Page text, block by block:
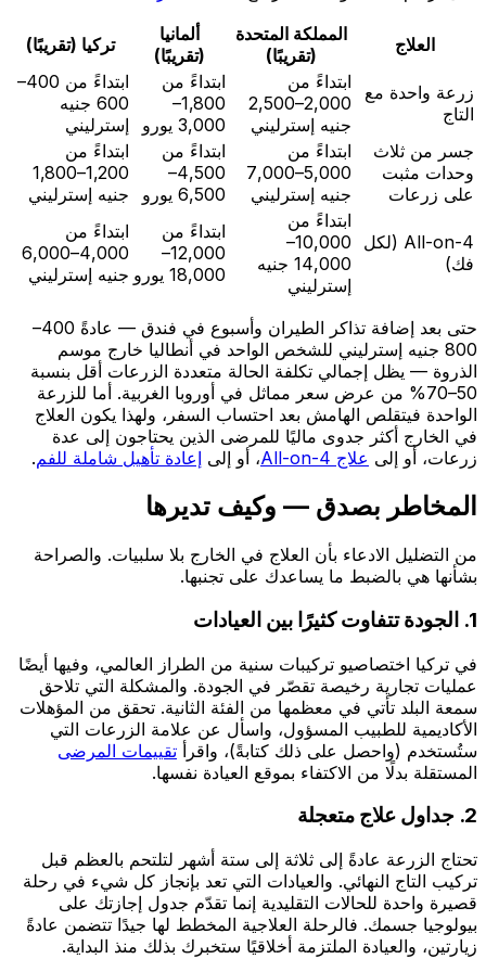
العلاج
المملكة المتحدة
(تقريبًا)
ألمانيا
(تقريبًا)
تركيا (تقريبًا)
زرعة واحدة مع
التاج
ابتداءً من
2,000–2,500
جنيه إسترليني
ابتداءً من
1,800–
3,000 يورو
ابتداءً من 400–
600 جنيه
إسترليني
جسر من ثلاث
وحدات مثبت
على زرعات
ابتداءً من
5,000–7,000
جنيه إسترليني
ابتداءً من
4,500–
6,500 يورو
ابتداءً من
1,200–1,800
جنيه إسترليني
All-on-4 (لكل
فك)
ابتداءً من
10,000–
14,000 جنيه
إسترليني
ابتداءً من
12,000–
18,000 يورو
ابتداءً من
4,000–6,000
جنيه إسترليني
حتى بعد إضافة تذاكر الطيران وأسبوع في فندق — عادةً 400–
800 جنيه إسترليني للشخص الواحد في أنطاليا خارج موسم
الذروة — يظل إجمالي تكلفة الحالة متعددة الزرعات أقل بنسبة
50–70% من عرض سعر مماثل في أوروبا الغربية. أما للزرعة
الواحدة فيتقلص الهامش بعد احتساب السفر، ولهذا يكون العلاج
في الخارج أكثر جدوى ماليًا للمرضى الذين يحتاجون إلى عدة
زرعات، أو إلى علاج All-on-4 ، أو إلى إعادة تأهيل شاملة للفم.
المخاطر بصدق — وكيف تديرها
من التضليل الادعاء بأن العلاج في الخارج بلا سلبيات. والصراحة
بشأنها هي بالضبط ما يساعدك على تجنبها.
1. الجودة تتفاوت كثيرًا بين العيادات
في تركيا اختصاصيو تركيبات سنية من الطراز العالمي، وفيها أيضًا
عمليات تجارية رخيصة تقصّر في الجودة. والمشكلة التي تلاحق
سمعة البلد تأتي في معظمها من الفئة الثانية. تحقق من المؤهلات
الأكاديمية للطبيب المسؤول، واسأل عن علامة الزرعات التي
ستُستخدم (واحصل على ذلك كتابةً)، واقرأ تقييمات المرضى
المستقلة بدلًا من الاكتفاء بموقع العيادة نفسها.
2. جداول علاج متعجلة
تحتاج الزرعة عادةً إلى ثلاثة إلى ستة أشهر لتلتحم بالعظم قبل
تركيب التاج النهائي. والعيادات التي تعد بإنجاز كل شيء في رحلة
قصيرة واحدة للحالات التقليدية إنما تقدّم جدول إجازتك على
بيولوجيا جسمك. فالرحلة العلاجية المخطط لها جيدًا تتضمن عادةً
زيارتين، والعيادة الملتزمة أخلاقيًا ستخبرك بذلك منذ البداية.